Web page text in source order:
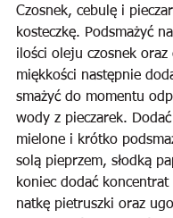
Czosnek, cebulę i
kosteczkę. Podsmażyć
ilości oleju czosnek oraz
miękkości następnie
smażyć do momentu
wody z pieczarek.
mielone i krótko
solą pieprzem, słodką
koniec dodać
natkę pietruszki oraz